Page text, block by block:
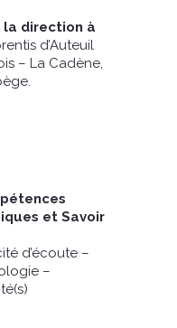
la direction à
d’Auteuil
– La Cadène,
et Savoir
d’écoute –
–